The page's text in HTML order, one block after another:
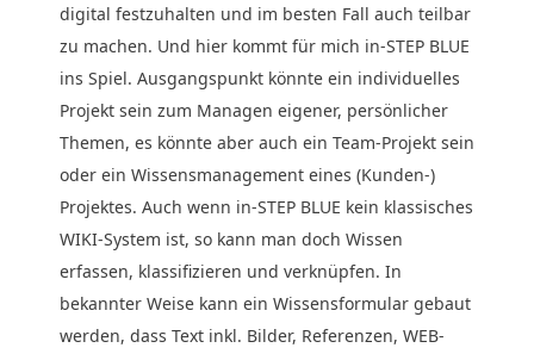
digital festzuhalten und im besten Fall auch teilbar
zu machen. Und hier kommt für mich in-STEP BLUE
ins Spiel. Ausgangspunkt könnte ein individuelles
Projekt sein zum Managen eigener, persönlicher
Themen, es könnte aber auch ein Team-Projekt sein
oder ein Wissensmanagement eines (Kunden-)
Projektes. Auch wenn in-STEP BLUE kein klassisches
WIKI-System ist, so kann man doch Wissen
erfassen, klassifizieren und verknüpfen. In
bekannter Weise kann ein Wissensformular gebaut
werden, dass Text inkl. Bilder, Referenzen, WEB-